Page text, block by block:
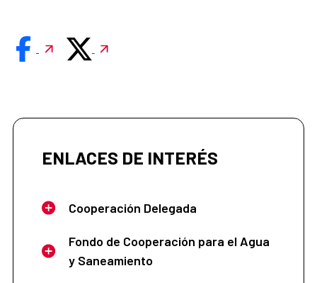
ENLACES DE INTERÉS
Cooperación Delegada
Fondo de Cooperación para el Agua
y Saneamiento